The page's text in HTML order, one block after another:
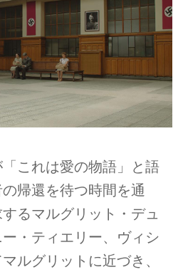
これは愛の物語」と語
帰還を待つ時間を通
るマルグリット・デュ
・ティエリー、ヴィシ
ルグリットに近づき、